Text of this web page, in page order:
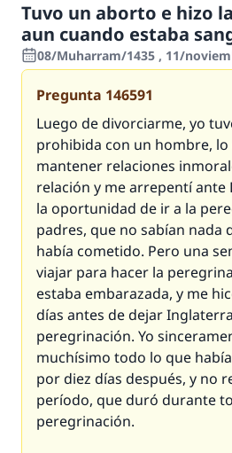
Tuvo un aborto e hizo
aun cuando estaba
08/Muharram/1435 , 11/
Pregunta 146591
Luego de divorciarme, yo
prohibida con un hombre,
mantener relaciones
relación y me arrepentí ante
la oportunidad de ir a la
padres, que no sabían nada
había cometido. Pero una
viajar para hacer la
estaba embarazada, y me
días antes de dejar
peregrinación. Yo
muchísimo todo lo que
por diez días después, y no
período, que duró durante
peregrinación.